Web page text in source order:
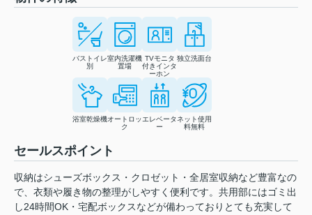
バストイレ
別
室内洗濯機
置場
TVモニタ
付きインタ
ーホン
独立洗面台
浴室乾燥機オートロッ
ク
エレベータ
ー
ネット使用
料無料
セールスポイント
収納はシューズボックス・クロゼット・全居室収納など豊富なの
で、衣類や履き物の整理がしやすく便利です。共用部にはゴミ出
し24時間OK・宅配ボックスなどが備わっておりとても充実して